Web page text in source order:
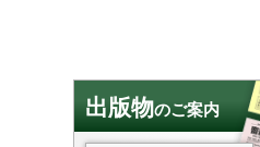
出版物のご案内